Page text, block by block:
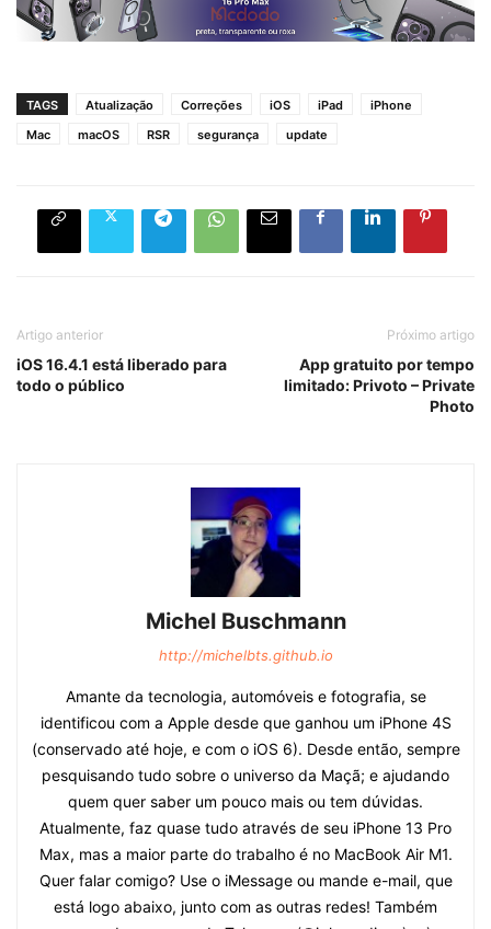
TAGS Atualização Correções iOS iPad
iPhone
Mac
macOS RSR segurança update
Artigo anterior
iOS 16.4.1 está liberado para
todo o público
Próximo artigo
App gratuito por tempo
limitado: Privoto – Private
Photo
Michel Buschmann
http://michelbts.github.io
Amante da tecnologia, automóveis e fotografia, se
identificou com a Apple desde que ganhou um iPhone 4S
(conservado até hoje, e com o iOS 6). Desde então, sempre
pesquisando tudo sobre o universo da Maçã; e ajudando
quem quer saber um pouco mais ou tem dúvidas.
Atualmente, faz quase tudo através de seu iPhone 13 Pro
Max, mas a maior parte do trabalho é no MacBook Air M1.
Quer falar comigo? Use o iMessage ou mande e-mail, que
está logo abaixo, junto com as outras redes! Também